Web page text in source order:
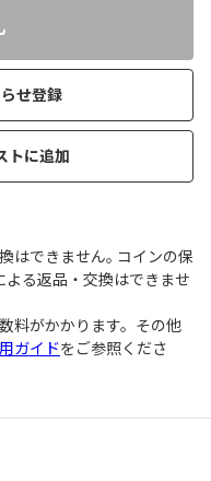
せ登録
トに追加
はできません｡ コインの保
る返品・交換はできませ
料がかかります。その他
ガイドをご参照くださ